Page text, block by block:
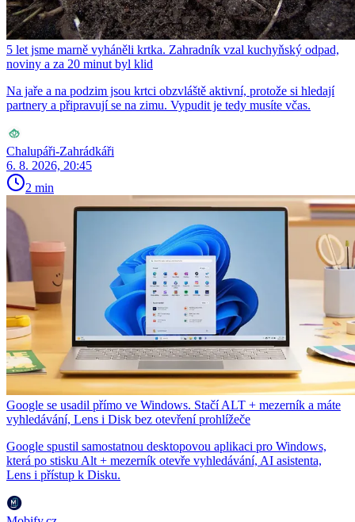
5 let jsme marně vyháněli krtka. Zahradník vzal kuchyňský odpad,
noviny a za 20 minut byl klid
Na jaře a na podzim jsou krtci obzvláště aktivní, protože si hledají
partnery a připravují se na zimu. Vypudit je tedy musíte včas.
Chalupáři-Zahrádkáři
6. 8. 2026, 20:45
2 min
Google se usadil přímo ve Windows. Stačí ALT + mezerník a máte
vyhledávání, Lens i Disk bez otevření prohlížeče
Google spustil samostatnou desktopovou aplikaci pro Windows,
která po stisku Alt + mezerník otevře vyhledávání, AI asistenta,
Lens i přístup k Disku.